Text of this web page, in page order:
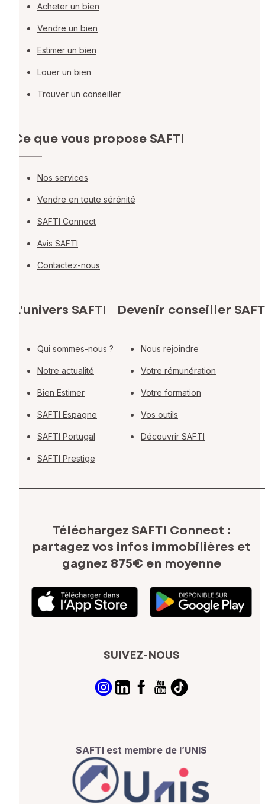
Acheter un bien
Vendre un bien
Estimer un bien
Louer un bien
Trouver un conseiller
Ce que vous propose SAFTI
Nos services
Vendre en toute sérénité
SAFTI Connect
Avis SAFTI
Contactez-nous
L'univers SAFTI
Qui sommes-nous ?
Notre actualité
Bien Estimer
SAFTI Espagne
SAFTI Portugal
SAFTI Prestige
Devenir conseiller
Nous rejoindre
Votre rémunération
Votre formation
Vos outils
Découvrir SAFTI
Téléchargez SAFTI Connect :
partagez vos infos immobilières et
gagnez 875€ en moyenne
SUIVEZ-NOUS
SAFTI est membre de l’UNIS